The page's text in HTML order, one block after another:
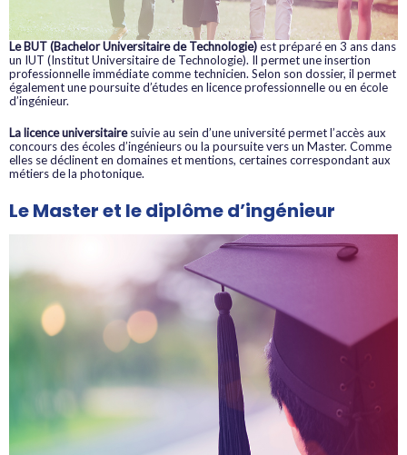
Le BUT (Bachelor Universitaire de Technologie)est préparé en 3 ans dans
un IUT (Institut Universitaire de Technologie). Il permet une insertion
professionnelle immédiate comme technicien. Selon son dossier, il permet
également une poursuite d’études en licence professionnelle ou en école
d’ingénieur.
La licence universitairesuivie au sein d’une université permet l’accès aux
concours des écoles d’ingénieurs ou la poursuite vers un Master. Comme
elles se déclinent en domaines et mentions, certaines correspondant aux
métiers de la photonique.
Le Master et le diplôme d’ingénieur